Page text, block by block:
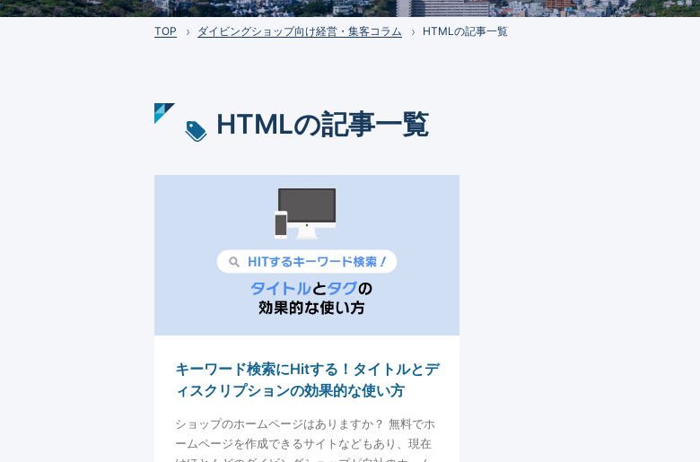
TOP ダイビングショップ向け経営・集客コラム HTMLの記事一覧
HTMLの記事一覧
キーワード検索にHitする！タイトルとデ
ィスクリプションの効果的な使い方
ショップのホームページはありますか？ 無料でホ
ームページを作成できるサイトなどもあり、現在